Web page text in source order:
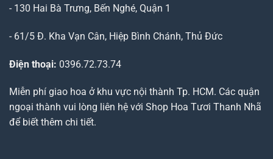
- 130 Hai Bà Trưng, Bến Nghé, Quận 1
- 61/5 Đ. Kha Vạn Cân, Hiệp Bình Chánh, Thủ Đức
Điện thoại: 0396.72.73.74
Miễn phí giao hoa ở khu vực nội thành Tp. HCM. Các quận
ngoại thành vui lòng liên hệ với Shop Hoa Tươi Thanh Nhã
để biết thêm chi tiết.